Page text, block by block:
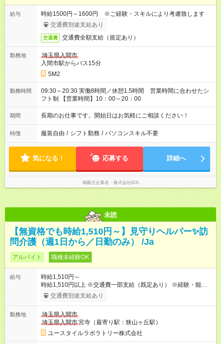
給与
時給1500円～1600円 ※ご経験・スキルにより考慮致します
交通費別途支給あり
交通費 交通費全額支給（規定あり）
勤務地
埼玉県入間市
入間市駅からバス15分
SM2
勤務時間
09:30～20:30 実働8時間／休憩1.5時間 営業時間に合わせたシ
フト制 【営業時間】10：00～20：00
期間 長期のお仕事です。開始日はお気軽にご相談ください！
特徴 服装自由 / シフト勤務 / パソコンスキル不要
気になる！ 応募する 詳細へ
掲載元企業名 株式会社iDA
未読
【無資格でも時給1,510円～】見守りヘルパー✨訪
問介護（週1日から／日勤のみ） /Ja
アルバイト 職種未経験OK
給与
時給1,510円～
時給1,510円以上 ※交通費一部支給（既定あり） ※経験・能力を
考慮して決定します 【収入例】 週1回勤務の場合：1,510円×8時
間×4回=4万8,320円 週3回勤務の場合：1,510円×8時間×12回
1,600円 【試用期間】試用期間あり 試用期間の長さ：2ヶ月
※ 雇用形態と給与に、本採用時と異なる部分があります。 雇用
形態：本採用時と同じです。 給与：時給 1,150円以上
交通費別途支給あり
勤務地
埼玉県入間市
埼玉県入間市宮寺（最寄り駅：狭山ヶ丘駅）
ユースタイルラボラトリー株式会社